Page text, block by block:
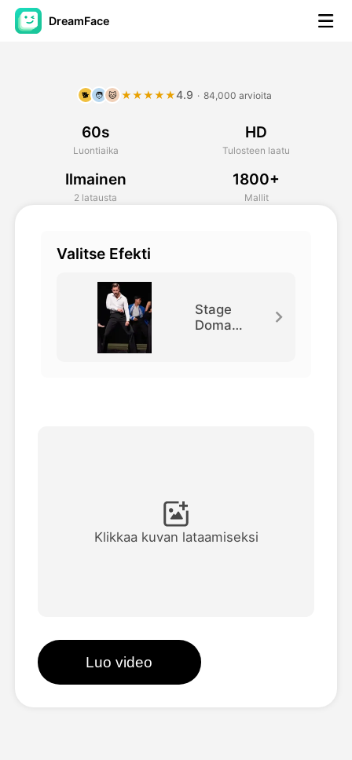
DreamFace
Avatar-video
Kuvaus
Näytä kaikki mallit
Blogi
🐕 🧑 🐱 ★★★★★4.9 · 84,000 arvioita
60s
Luontiaika
HD
Tulosteen laatu
Ilmainen
2 latausta
1800+
Mallit
Valitse Efekti
Stage
Doma
Klikkaa kuvan lataamiseksi
Luo video